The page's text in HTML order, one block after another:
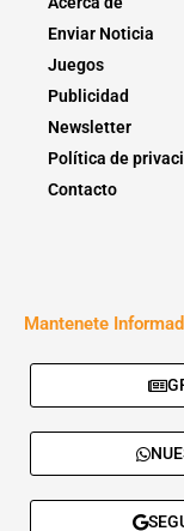
Enviar Noticia
Juegos
Publicidad
Newsletter
Política de
Contacto
Mantenete